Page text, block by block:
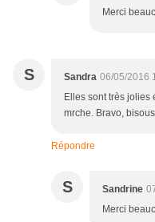
Merci
S Sandra 06/05/2016
Elles sont très jolies
mrche. Bravo, bisous
Répondre
S Sandrine
Merci